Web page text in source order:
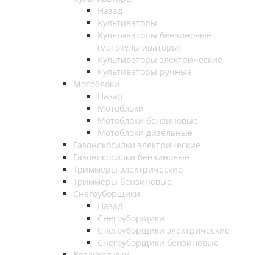
Назад
Культиваторы
Культиваторы бензиновые
(мотокультиваторы)
Культиваторы электрические
Культиваторы ручные
Мотоблоки
Назад
Мотоблоки
Мотоблоки бензиновые
Мотоблоки дизельные
Газонокосилки электрические
Газонокосилки бензиновые
Триммеры электрические
Триммеры бензиновые
Снегоуборщики
Назад
Снегоуборщики
Снегоуборщики электрические
Снегоуборщики бензиновые